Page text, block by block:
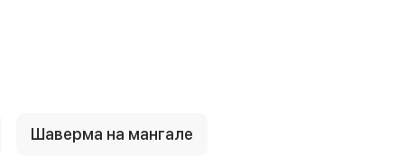
Шаверма на мангале